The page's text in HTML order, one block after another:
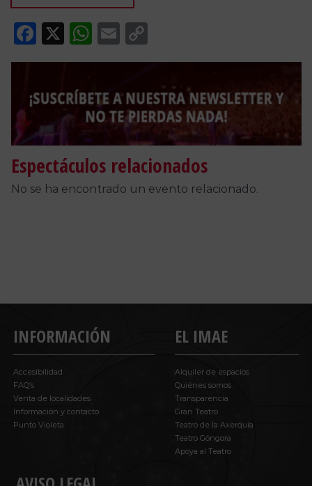
Facebook
X WhatsApp
Email
Copy
Link
Espectáculos relacionados
No se ha encontrado un evento relacionado.
INFORMACIÓN
Accesibilidad
FAQ’s
Venta de localidades
Información y contacto
Punto Violeta
EL IMAE
Alquiler de espacios
Quiénes somos
Transparencia
Gran Teatro
Teatro de la Axerquía
Teatro Góngora
Apoya al Teatro